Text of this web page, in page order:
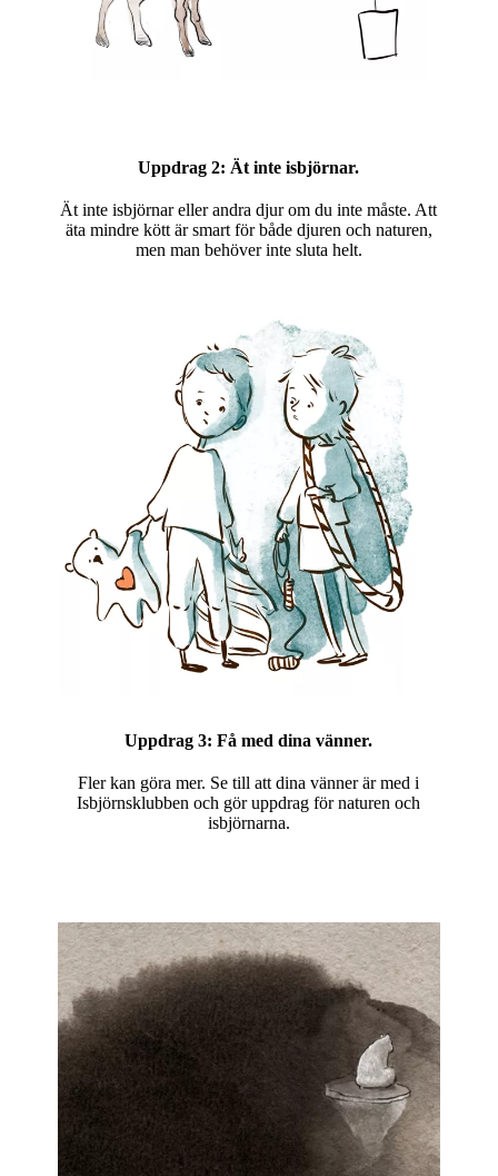
Uppdrag 2: Ät inte isbjörnar.
Ät inte isbjörnar eller andra djur om du inte måste. Att
äta mindre kött är smart för både djuren och naturen,
men man behöver inte sluta helt.
Uppdrag 3:Få med dina vänner.
Fler kan göra mer. Se till att dina vänner är med i
Isbjörnsklubben och gör uppdrag för naturen och
isbjörnarna.